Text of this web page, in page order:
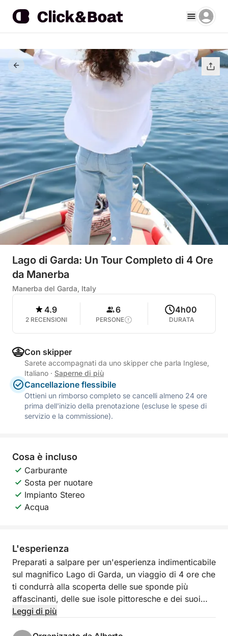
Lago di Garda: Un Tour Completo di 4 Ore
da Manerba
Manerba del Garda, Italy
4.9
2 RECENSIONI
6
PERSONE
4h00
DURATA
Con skipper
Sarete accompagnati da uno skipper che parla Inglese,
Italiano · Saperne di più
Cancellazione flessibile
Ottieni un rimborso completo se cancelli almeno 24 ore
prima dell'inizio della prenotazione (escluse le spese di
servizio e la commissione).
Cosa è incluso
Carburante
Sosta per nuotare
Impianto Stereo
Acqua
L'esperienza
Preparati a salpare per un'esperienza indimenticabile
sul magnifico Lago di Garda, un viaggio di 4 ore che
ti condurrà alla scoperta delle sue sponde più
affascinanti, delle sue isole pittoresche e dei suoi
borghi iconici! Partendo dal pittoresco Porto Torchio
Leggi di più